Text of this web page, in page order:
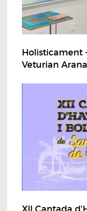
Holisticament
Veturian Arana